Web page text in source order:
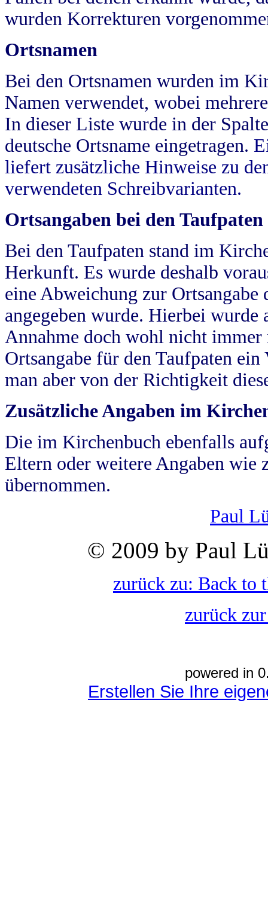
wurden Korrekturen
Ortsnamen
Bei den Ortsnamen wurden im
Namen verwendet, wobei
In dieser Liste wurde in der
deutsche Ortsname eingetragen.
liefert zusätzliche Hinweise zu
verwendeten Schreibvarianten.
Ortsangaben bei den Taufpaten
Bei den Taufpaten stand im
Herkunft. Es wurde deshalb
eine Abweichung zur
angegeben wurde. Hierbei wurde
Annahme doch wohl nicht
Ortsangabe für den Taufpaten
man aber von der Richtigkeit
Zusätzliche Angaben im
Die im Kirchenbuch ebenfalls
Eltern oder weitere Angaben wie
übernommen.
Paul
© 2009 by Paul
zurück zu: Back to
zurück
powered in
Erstellen Sie Ihre